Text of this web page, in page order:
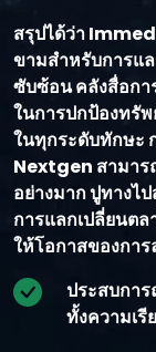
สรุปได้ว่า
ขามสําหรับการแ
ซับซ้อน คลังสื่อกา
ในการปกป้องทรั
ในทุกระดับทักษะ
Nextgen สามาร
อย่างมาก ปูทางไ
การแลกเปลี่ยนต
ให้โอกาสของการ
ประสบกา
ทั้งความเ